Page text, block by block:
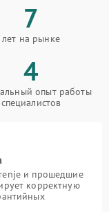
7
лет на рынке
4
опыт работы
специалистов
и прошедшие
корректную